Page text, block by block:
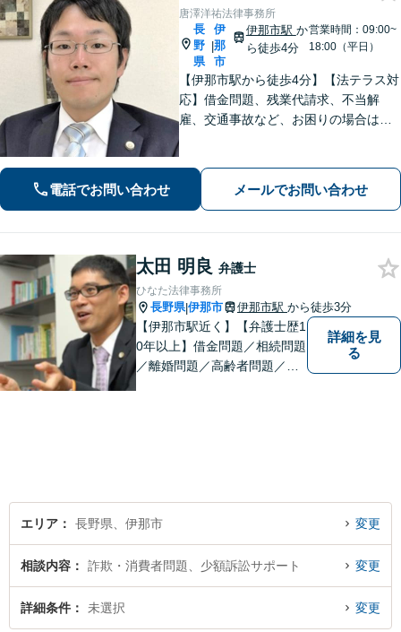
唐澤洋祐法律事務所
長
野
県
|
伊
那
市
伊那市駅 か
ら徒歩4分
営業時間：09:00~
18:00（平日）
【伊那市駅から徒歩4分】【法テラス対
応】借金問題、残業代請求、不当解
雇、交通事故など、お困りの場合はす
ます!【秘密厳守】【破産管財人】
電話でお問い合わせ メールでお問い合わせ
太田 明良 弁護士
ひなた法律事務所
長野県|伊那市 伊那市駅 から徒歩3分
【伊那市駅近く】【弁護士歴1
0年以上】借金問題／相続問題
／離婚問題／高齢者問題／相
詳細を見
る
エリア 長野県、伊那市 変更
相談内容 詐欺・消費者問題、少額訴訟サポート 変更
詳細条件 未選択 変更